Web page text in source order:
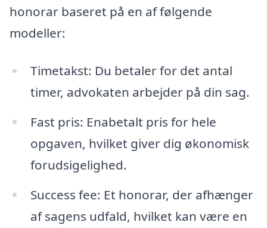
honorar baseret på en af følgende
modeller:
Timetakst: Du betaler for det antal
timer, advokaten arbejder på din sag.
Fast pris: Enabetalt pris for hele
opgaven, hvilket giver dig økonomisk
forudsigelighed.
Success fee: Et honorar, der afhænger
af sagens udfald, hvilket kan være en